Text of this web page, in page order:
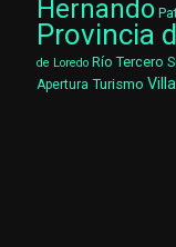
Hernando
Provincia
de Loredo Río Tercero
Apertura Turismo